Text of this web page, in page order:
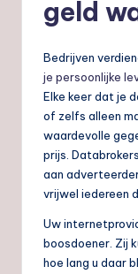
geld
Bedrijven
je persoonlijke
Elke keer dat je
of zelfs alleen
waardevolle
prijs.
aan
vrijwel iedereen
Uw
boosdoener. Zij
hoe lang u daar